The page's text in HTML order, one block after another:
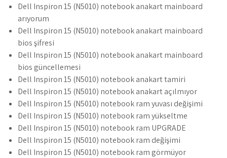
Dell Inspiron 15 (N5010) notebook anakart mainboard
arıyorum
Dell Inspiron 15 (N5010) notebook anakart mainboard
bios şifresi
Dell Inspiron 15 (N5010) notebook anakart mainboard
bios güncellemesi
Dell Inspiron 15 (N5010) notebook anakart tamiri
Dell Inspiron 15 (N5010) notebook anakart açılmıyor
Dell Inspiron 15 (N5010) notebook ram yuvası değişimi
Dell Inspiron 15 (N5010) notebook ram yükseltme
Dell Inspiron 15 (N5010) notebook ram UPGRADE
Dell Inspiron 15 (N5010) notebook ram değişimi
Dell Inspiron 15 (N5010) notebook ram görmüyor